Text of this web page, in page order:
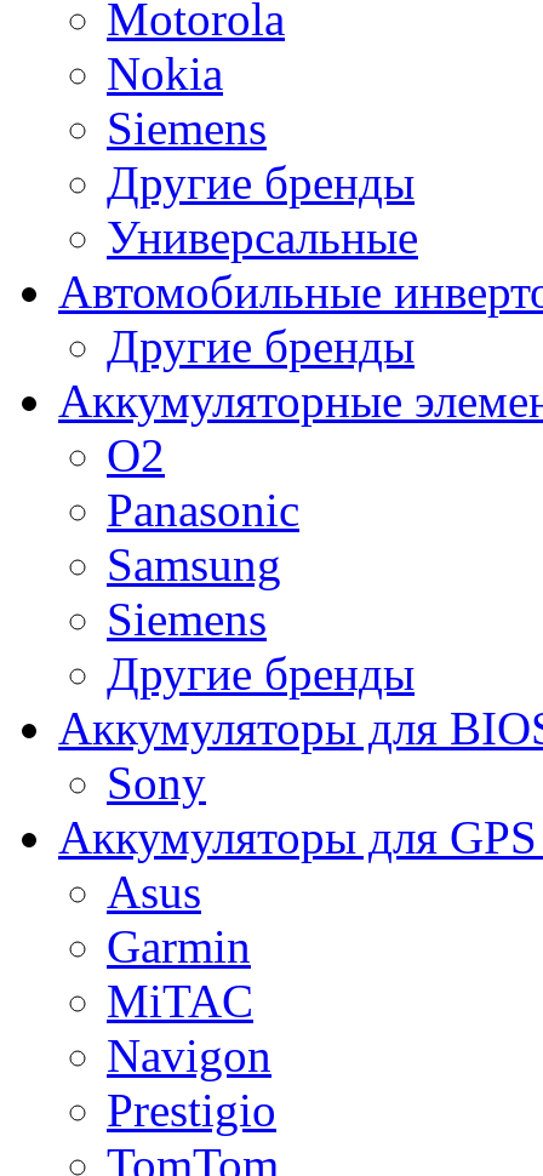
Motorola
Nokia
Siemens
Другие бренды
Универсальные
Автомобильные
Другие бренды
Аккумуляторные
O2
Panasonic
Samsung
Siemens
Другие бренды
Аккумуляторы для
Sony
Аккумуляторы для GPS
Asus
Garmin
MiTAC
Navigon
Prestigio
TomTom